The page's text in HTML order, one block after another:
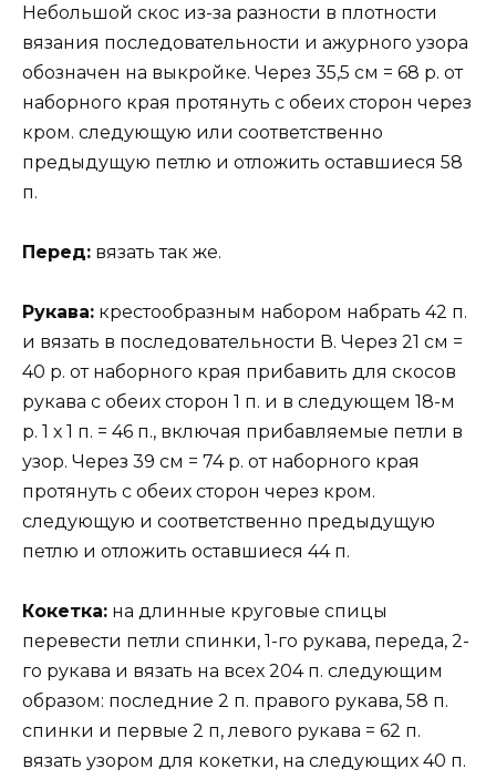
Небольшой скос из-за разности в плотности
вязания последовательности и ажурного узора
обозначен на выкройке. Через 35,5 см = 68 р. от
наборного края протянуть с обеих сторон через
кром. следующую или соответственно
предыдущую петлю и отложить оставшиеся 58
п.
Перед: вязать так же.
Рукава: крестообразным набором набрать 42 п.
и вязать в последовательности В. Через 21 см =
40 р. от наборного края прибавить для скосов
рукава с обеих сторон 1 п. и в следующем 18-м
р. 1 х 1 п. = 46 п., включая прибавляемые петли в
узор. Через 39 см = 74 р. от наборного края
протянуть с обеих сторон через кром.
следующую и соответственно предыдущую
петлю и отложить оставшиеся 44 п.
Кокетка: на длинные круговые спицы
перевести петли спинки, 1-го рукава, переда, 2-
го рукава и вязать на всех 204 п. следующим
образом: последние 2 п. правого рукава, 58 п.
спинки и первые 2 п, левого рукава = 62 п.
вязать узором для кокетки, на следующих 40 п.